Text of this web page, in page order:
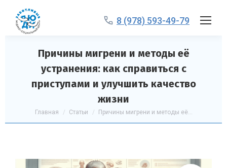
8 (978) 593-49-79
Причины мигрени и методы её
устранения: как справиться с
приступами и улучшить качество
жизни
Вы здесь:
Главная Статьи Причины мигрени и методы её…